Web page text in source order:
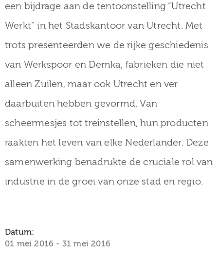
een bijdrage aan de tentoonstelling “Utrecht
Werkt” in het Stadskantoor van Utrecht. Met
trots presenteerden we de rijke geschiedenis
van Werkspoor en Demka, fabrieken die niet
alleen Zuilen, maar ook Utrecht en ver
daarbuiten hebben gevormd. Van
scheermesjes tot treinstellen, hun producten
raakten het leven van elke Nederlander. Deze
samenwerking benadrukte de cruciale rol van
industrie in de groei van onze stad en regio.
Datum:
01 mei 2016 - 31 mei 2016